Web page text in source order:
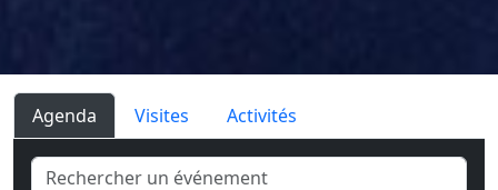
Agenda Visites Activités